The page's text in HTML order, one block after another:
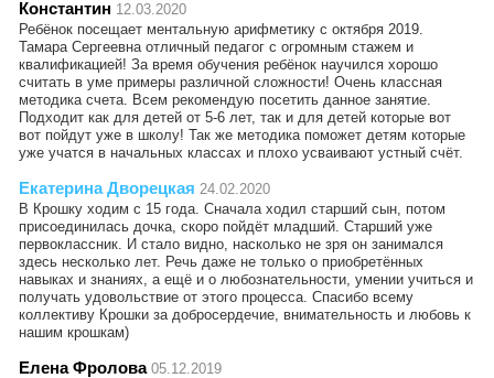
Константин 12.03.2020
Ребёнок посещает ментальную арифметику с октября 2019.
Тамара Сергеевна отличный педагог с огромным стажем и
квалификацией! За время обучения ребёнок научился хорошо
считать в уме примеры различной сложности! Очень классная
методика счета. Всем рекомендую посетить данное занятие.
Подходит как для детей от 5-6 лет, так и для детей которые вот
вот пойдут уже в школу! Так же методика поможет детям которые
уже учатся в начальных классах и плохо усваивают устный счёт.
Екатерина Дворецкая 24.02.2020
В Крошку ходим с 15 года. Сначала ходил старший сын, потом
присоединилась дочка, скоро пойдёт младший. Старший уже
первоклассник. И стало видно, насколько не зря он занимался
здесь несколько лет. Речь даже не только о приобретённых
навыках и знаниях, а ещё и о любознательности, умении учиться и
получать удовольствие от этого процесса. Спасибо всему
коллективу Крошки за добросердечие, внимательность и любовь к
нашим крошкам)
Елена Фролова 05.12.2019